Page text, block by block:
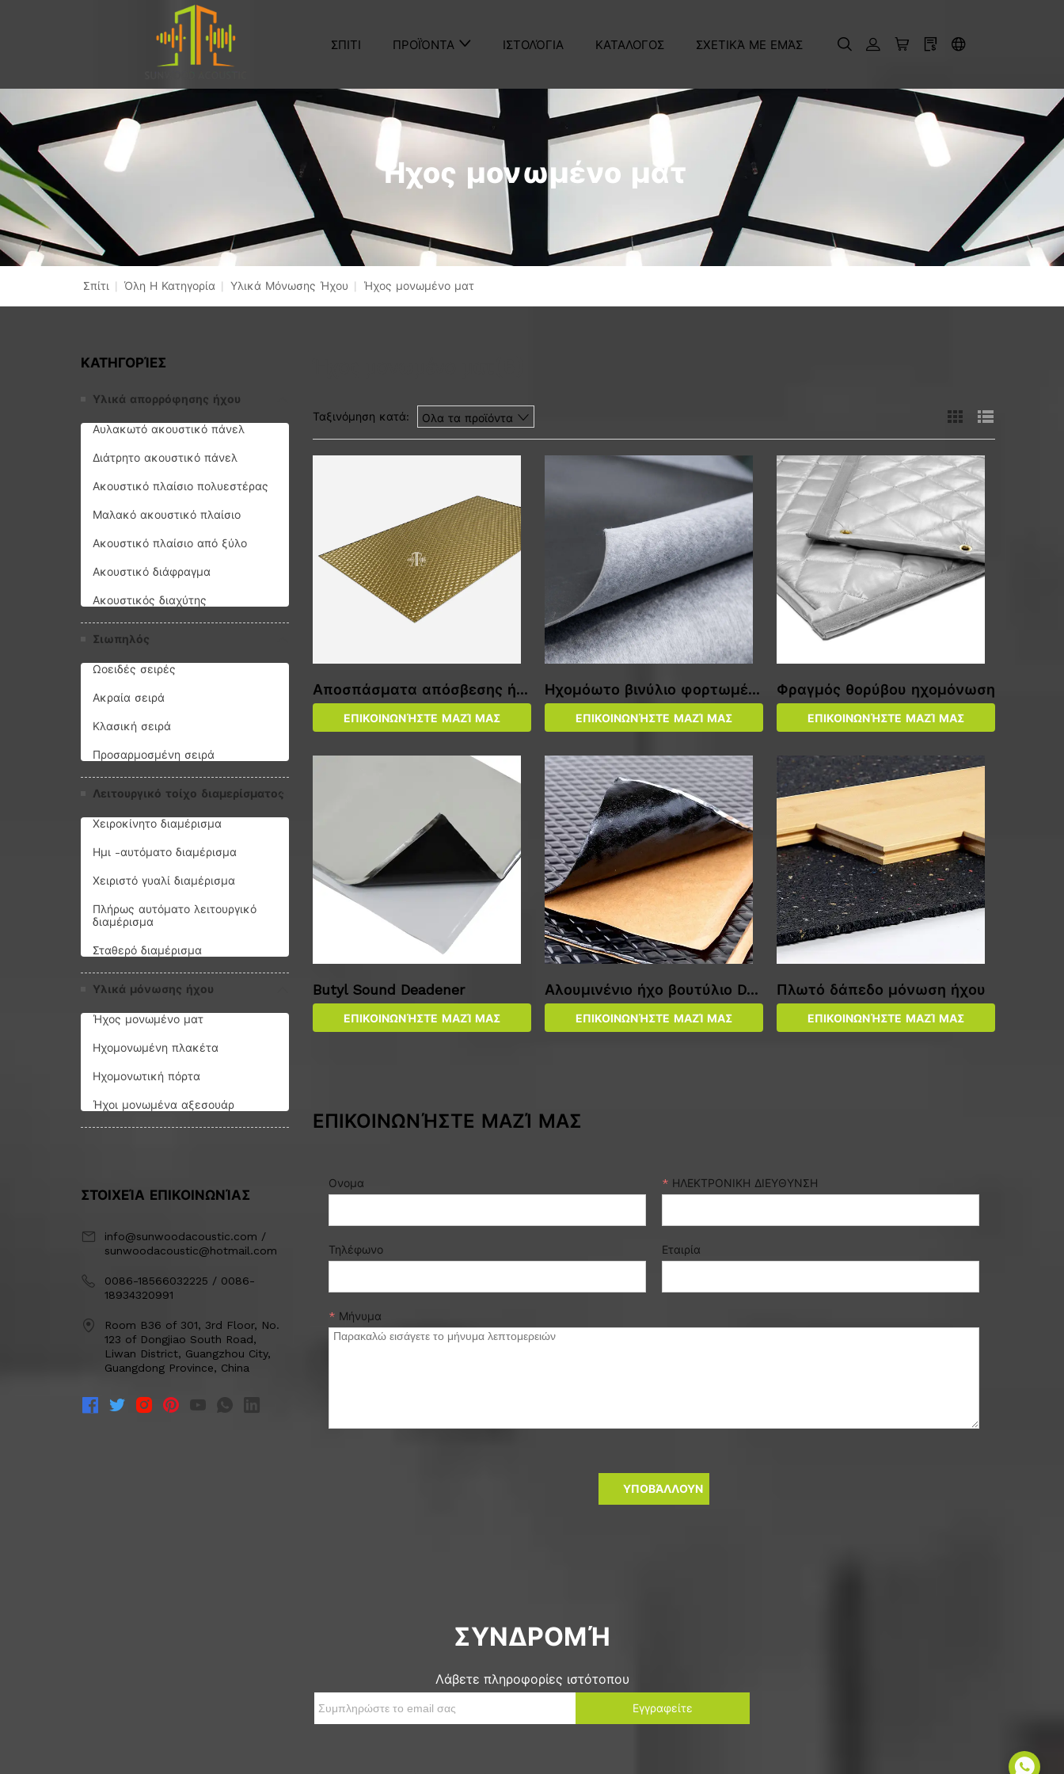
ΣΠΙΤΙ ΠΡΟΪΌΝΤΑ ΙΣΤΟΛΌΓΙΑ ΚΑΤΑΛΟΓΟΣ ΣΧΕΤΙΚΆ ΜΕ ΕΜΆΣ
Ήχος μονωμένο ματ
Σπίτι Όλη Η Κατηγορία Υλικά Μόνωσης Ήχου Ήχος μονωμένο ματ
ΚΑΤΗΓΟΡΊΕΣ
Υλικά απορρόφησης ήχου
Αυλακωτό ακουστικό πάνελ
Διάτρητο ακουστικό πάνελ
Ακουστικό πλαίσιο πολυεστέρας
Μαλακό ακουστικό πλαίσιο
Ακουστικό πλαίσιο από ξύλο
Ακουστικό διάφραγμα
Ακουστικός διαχύτης
Σιωπηλός
Ωοειδές σειρές
Ακραία σειρά
Κλασική σειρά
Προσαρμοσμένη σειρά
Λειτουργικό τοίχο διαμερίσματος
Χειροκίνητο διαμέρισμα
Ημι -αυτόματο διαμέρισμα
Χειριστό γυαλί διαμέρισμα
Πλήρως αυτόματο λειτουργικό
διαμέρισμα
Σταθερό διαμέρισμα
Υλικά μόνωσης ήχου
Ήχος μονωμένο ματ
Ηχομονωμένη πλακέτα
Ηχομονωτική πόρτα
Ήχοι μονωμένα αξεσουάρ
ΣΤΟΙΧΕΊΑ ΕΠΙΚΟΙΝΩΝΊΑΣ
info@sunwoodacoustic.com /
sunwoodacoustic@hotmail.com
0086-18566032225 / 0086-
18934320991
Room B36 of 301, 3rd Floor, No.
123 of Dongjiao South Road,
Liwan District, Guangzhou City,
Guangdong Province, China
Ταξινόμηση κατά: Ολα τα προϊόντα
Αποσπάσματα απόσβεσης ήχ
ου Matt
ΕΠΙΚΟΙΝΩΝΉΣΤΕ ΜΑΖΊ ΜΑΣ
Ηχομόωτο βινύλιο φορτωμέν
ο μάζα
ΕΠΙΚΟΙΝΩΝΉΣΤΕ ΜΑΖΊ ΜΑΣ
Φραγμός θορύβου ηχομόνωση
ΕΠΙΚΟΙΝΩΝΉΣΤΕ ΜΑΖΊ ΜΑΣ
Butyl Sound Deadener
ΕΠΙΚΟΙΝΩΝΉΣΤΕ ΜΑΖΊ ΜΑΣ
Αλουμινένιο ήχο βουτύλιο Dea
dener
ΕΠΙΚΟΙΝΩΝΉΣΤΕ ΜΑΖΊ ΜΑΣ
Πλωτό δάπεδο μόνωση ήχου
ΕΠΙΚΟΙΝΩΝΉΣΤΕ ΜΑΖΊ ΜΑΣ
ΕΠΙΚΟΙΝΩΝΉΣΤΕ ΜΑΖΊ ΜΑΣ
Ονομα * ΗΛΕΚΤΡΟΝΙΚΗ ΔΙΕΥΘΥΝΣΗ
Τηλέφωνο Εταιρία
* Μήνυμα
ΥΠΟΒΆΛΛΟΥΝ
ΣΥΝΔΡΟΜΉ
Λάβετε πληροφορίες ιστότοπου
Εγγραφείτε